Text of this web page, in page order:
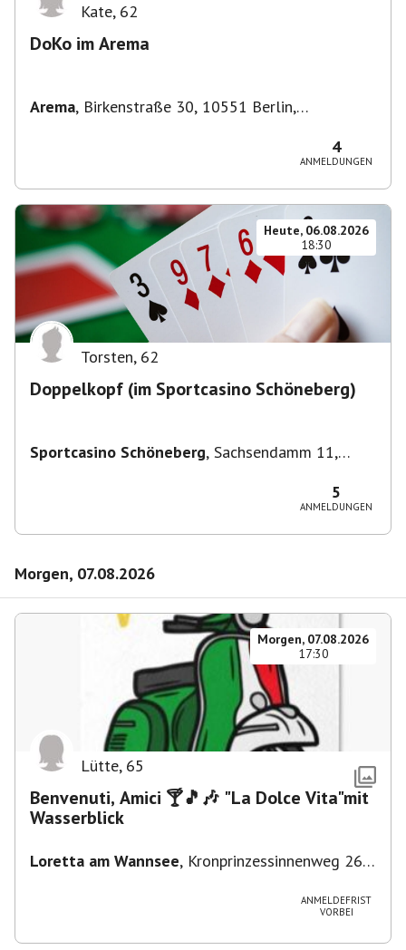
Kate, 62
DoKo im Arema
Arema, Birkenstraße 30, 10551 Berlin,
4
ANMELDUNGEN
Heute, 06.08.2026
18:30
Torsten, 62
Doppelkopf (im Sportcasino Schöneberg)
Sportcasino Schöneberg, Sachsendamm 11,
5
ANMELDUNGEN
Morgen, 07.08.2026
Morgen, 07.08.2026
17:30
Lütte, 65
Benvenuti, Amici 🍸🎵🎶 "La Dolce Vita"mit
Wasserblick
Loretta am Wannsee, Kronprinzessinnenweg 260,
ANMELDEFRIST
VORBEI